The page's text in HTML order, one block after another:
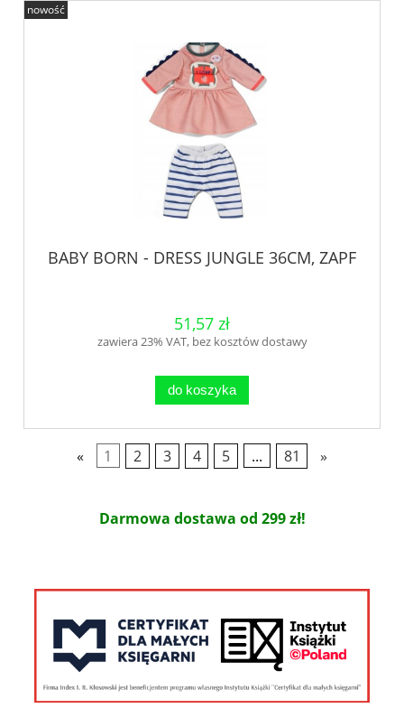
BABY BORN - DRESS JUNGLE 36CM, ZAPF
51,57 zł
zawiera 23% VAT, bez kosztów dostawy
do koszyka
nowość
« 1 2 3 4 5 ... 81 »
Darmowa dostawa od 299 zł!